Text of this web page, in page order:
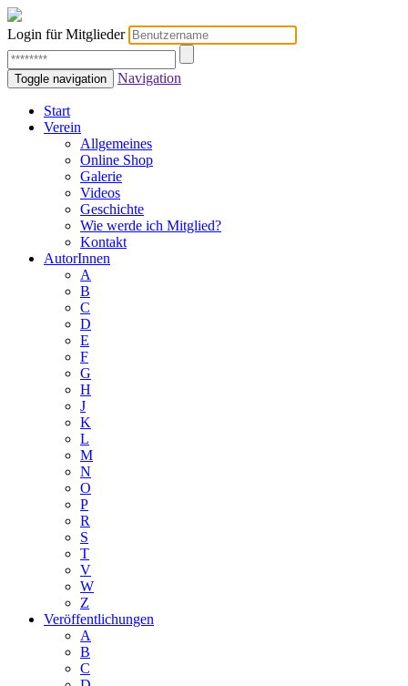
Login für Mitglieder
Toggle navigation Navigation
Start
Verein
Allgemeines
Online Shop
Galerie
Videos
Geschichte
Wie werde ich Mitglied?
Kontakt
AutorInnen
A
B
C
D
E
F
G
H
J
K
L
M
N
O
P
R
S
T
V
W
Z
Veröffentlichungen
A
B
C